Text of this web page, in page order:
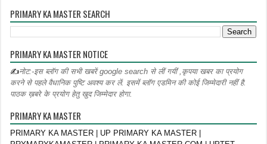
PRIMARY KA MASTER SEARCH
PRIMARY KA MASTER NOTICE
✍नोट:-इस ब्लॉग की सभी खबरें google search से लीं गयीं ,कृपया खबर का प्रयोग
करने से पहले वैधानिक पुष्टि अवश्य कर लें. इसमें ब्लॉग एडमिन की कोई जिम्मेदारी नहीं है.
पाठक ख़बरे के प्रयोग हेतु खुद जिम्मेदार होगा.
PRIMARY KA MASTER
PRIMARY KA MASTER | UP PRIMARY KA MASTER |